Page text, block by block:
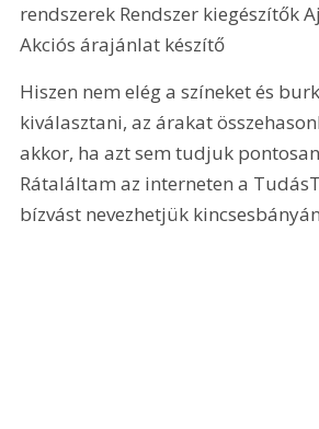
rendszerek Rendszer kiegészítők
Akciós árajánlat készítő
Hiszen nem elég a színeket és
kiválasztani, az árakat
akkor, ha azt sem tudjuk
Rátaláltam az interneten a
bízvást nevezhetjük